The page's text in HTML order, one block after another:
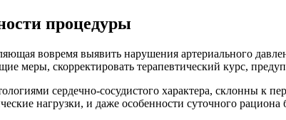
процедуры
вовремя выявить нарушения артериального
меры, скорректировать терапевтический курс,
сердечно-сосудистого характера, склонны к
нагрузки, и даже особенности суточного рациона